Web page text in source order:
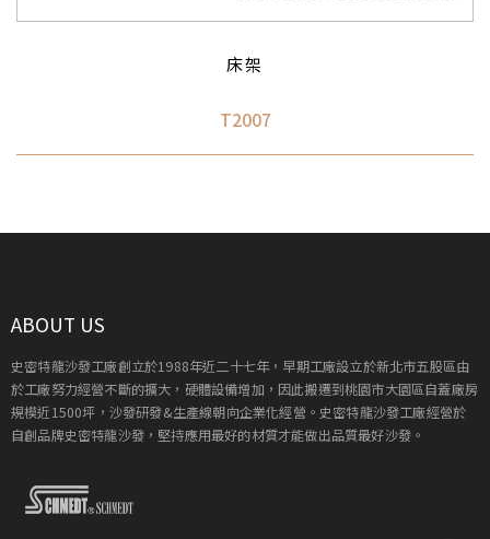
床架
T2007
ABOUT US
史密特龍沙發工廠創立於1988年近二十七年，早期工廠設立於新北市五股區由
於工廠努力經營不斷的擴大，硬體設備增加，因此搬遷到桃園市大園區自蓋廠房
規模近1500坪，沙發研發&生產線朝向企業化經營。史密特龍沙發工廠經營於
自創品牌史密特龍沙發，堅持應用最好的材質才能做出品質最好沙發。